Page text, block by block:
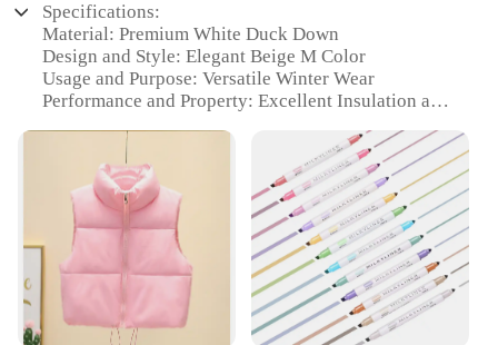
Specifications:
Material: Premium White Duck Down
Design and Style: Elegant Beige M Color
Usage and Purpose: Versatile Winter Wear
Performance and Property: Excellent Insulation and
Shape or Size or Weight or Quantity: Slim Fit,
Lightweight
Parts and Accessories: None
Features:
|Wholesale|Vendors|
**Elegant Insulation for the Modern Woman**
The down jacket women beige m is a testament to